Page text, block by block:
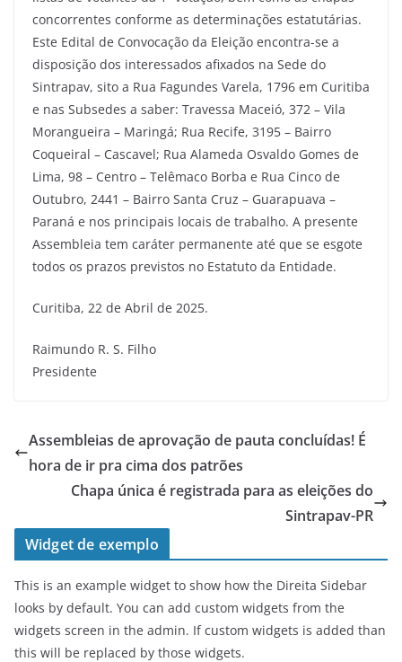
concorrentes conforme as determinações estatutárias.
Este Edital de Convocação da Eleição encontra-se a
disposição dos interessados afixados na Sede do
Sintrapav, sito a Rua Fagundes Varela, 1796 em Curitiba
e nas Subsedes a saber: Travessa Maceió, 372 – Vila
Morangueira – Maringá; Rua Recife, 3195 – Bairro
Coqueiral – Cascavel; Rua Alameda Osvaldo Gomes de
Lima, 98 – Centro – Telêmaco Borba e Rua Cinco de
Outubro, 2441 – Bairro Santa Cruz – Guarapuava –
Paraná e nos principais locais de trabalho. A presente
Assembleia tem caráter permanente até que se esgote
todos os prazos previstos no Estatuto da Entidade.
Curitiba, 22 de Abril de 2025.
Raimundo R. S. Filho
Presidente
Assembleias de aprovação de pauta concluídas! É
hora de ir pra cima dos patrões
Chapa única é registrada para as eleições do
Sintrapav-PR
Widget de exemplo
This is an example widget to show how the Direita Sidebar
looks by default. You can add custom widgets from the
widgets screen in the admin. If custom widgets is added than
this will be replaced by those widgets.